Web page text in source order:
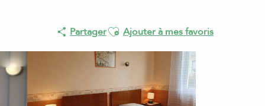
PartagerAjouter aux favoris
Ajouter à mes favoris